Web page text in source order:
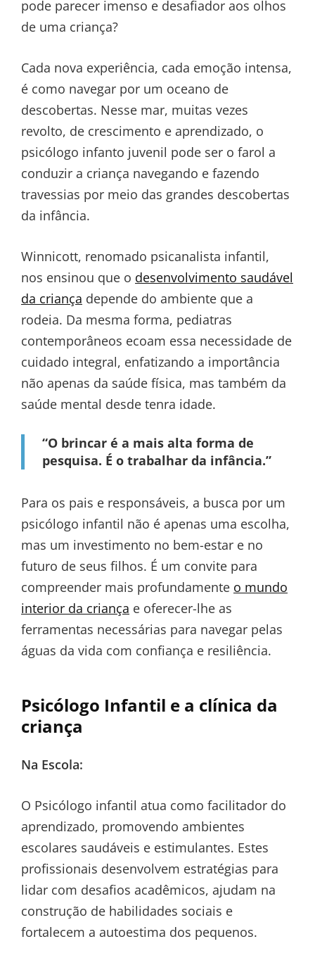
pode parecer imenso e desafiador aos olhos
de uma criança?
Cada nova experiência, cada emoção intensa,
é como navegar por um oceano de
descobertas. Nesse mar, muitas vezes
revolto, de crescimento e aprendizado, o
psicólogo infanto juvenil pode ser o farol a
conduzir a criança navegando e fazendo
travessias por meio das grandes descobertas
da infância.
Winnicott, renomado psicanalista infantil,
nos ensinou que o desenvolvimento saudável
da criança depende do ambiente que a
rodeia. Da mesma forma, pediatras
contemporâneos ecoam essa necessidade de
cuidado integral, enfatizando a importância
não apenas da saúde física, mas também da
saúde mental desde tenra idade.
“O brincar é a mais alta forma de
pesquisa. É o trabalhar da infância.”
Para os pais e responsáveis, a busca por um
psicólogo infantil não é apenas uma escolha,
mas um investimento no bem-estar e no
futuro de seus filhos. É um convite para
compreender mais profundamente o mundo
interior da criança e oferecer-lhe as
ferramentas necessárias para navegar pelas
águas da vida com confiança e resiliência.
Psicólogo Infantil e a clínica da
criança
Na Escola:
O Psicólogo infantil atua como facilitador do
aprendizado, promovendo ambientes
escolares saudáveis e estimulantes. Estes
profissionais desenvolvem estratégias para
lidar com desafios acadêmicos, ajudam na
construção de habilidades sociais e
fortalecem a autoestima dos pequenos.